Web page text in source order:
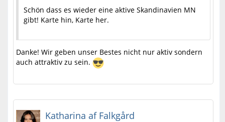
Schön dass es wieder eine aktive Skandinavien MN
gibt! Karte hin, Karte her.
Danke! Wir geben unser Bestes nicht nur aktiv sondern
auch attraktiv zu sein.
Katharina af Falkgård